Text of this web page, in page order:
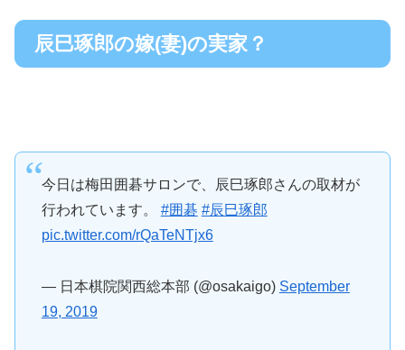
辰巳琢郎の嫁(妻)の実家？
今日は梅田囲碁サロンで、辰巳琢郎さんの取材が
行われています。 #囲碁 #辰巳琢郎
pic.twitter.com/rQaTeNTjx6
— 日本棋院関西総本部 (@osakaigo) September
19, 2019